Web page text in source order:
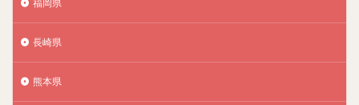
福岡県
長崎県
熊本県